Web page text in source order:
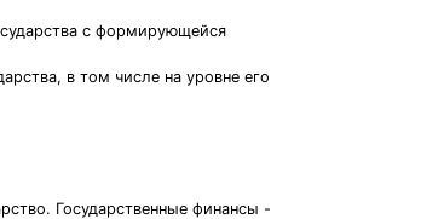
с формирующейся
в том числе на уровне его
Государственные финансы -